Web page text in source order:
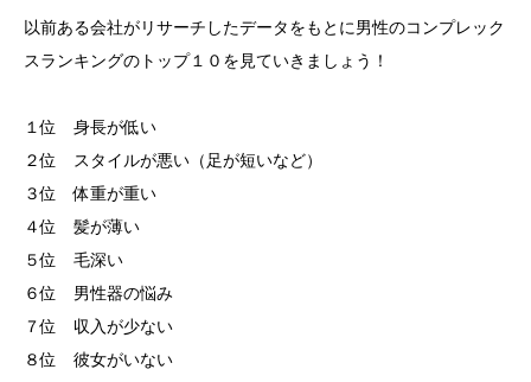
以前ある会社がリサーチしたデータをもとに男性のコンプレック
スランキングのトップ１０を見ていきましょう！
１位 身長が低い
２位 スタイルが悪い（足が短いなど）
３位 体重が重い
４位 髪が薄い
５位 毛深い
６位 男性器の悩み
７位 収入が少ない
８位 彼女がいない